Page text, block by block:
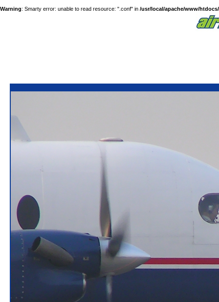
Warning: Smarty error: unable to read resource: ".conf" in /usr/local/apache/www/